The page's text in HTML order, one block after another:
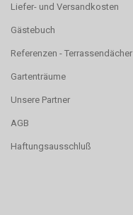
Liefer- und Versandkosten
Gästebuch
Referenzen - Terrassendächer
Gartenträume
Unsere Partner
AGB
Haftungsausschluß